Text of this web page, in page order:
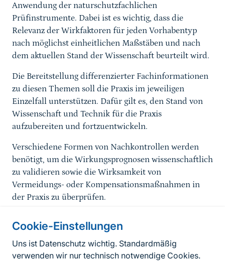
Cookie-Einstellungen
Uns ist Datenschutz wichtig. Standardmäßig
verwenden wir nur technisch notwendige Cookies.
Anwendung der naturschutzfachlichen
Prüfinstrumente. Dabei ist es wichtig, dass die
Relevanz der Wirkfaktoren für jeden Vorhabentyp
nach möglichst einheitlichen Maßstäben und nach
dem aktuellen Stand der Wissenschaft beurteilt wird.
Die Bereitstellung differenzierter Fachinformationen
zu diesen Themen soll die Praxis im jeweiligen
Einzelfall unterstützen. Dafür gilt es, den Stand von
Wissenschaft und Technik für die Praxis
aufzubereiten und fortzuentwickeln.
Verschiedene Formen von Nachkontrollen werden
benötigt, um die Wirkungsprognosen wissenschaftlich
zu validieren sowie die Wirksamkeit von
Vermeidungs- oder Kompensationsmaßnahmen in
der Praxis zu überprüfen.
Informationen zur Seite
FußzeileKontakt zum BfN